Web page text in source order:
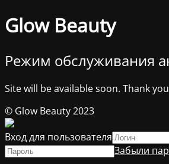
Glow Beauty
Режим обслуживания
Site will be available soon. Thank
© Glow Beauty 2023
Вход для пользователя
Забыли